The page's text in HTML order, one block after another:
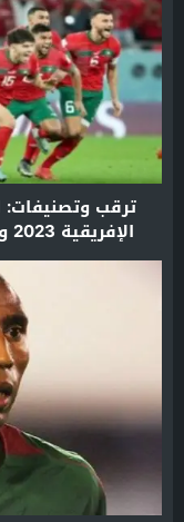
ترقب وتصنيفات:
الإفريقية 2023 وتأثير التصنيف العالمي للمنتخبات